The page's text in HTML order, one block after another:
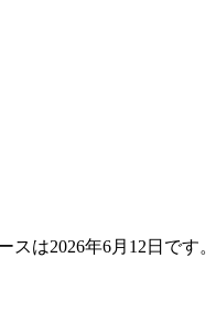
は2026年6月12日です。